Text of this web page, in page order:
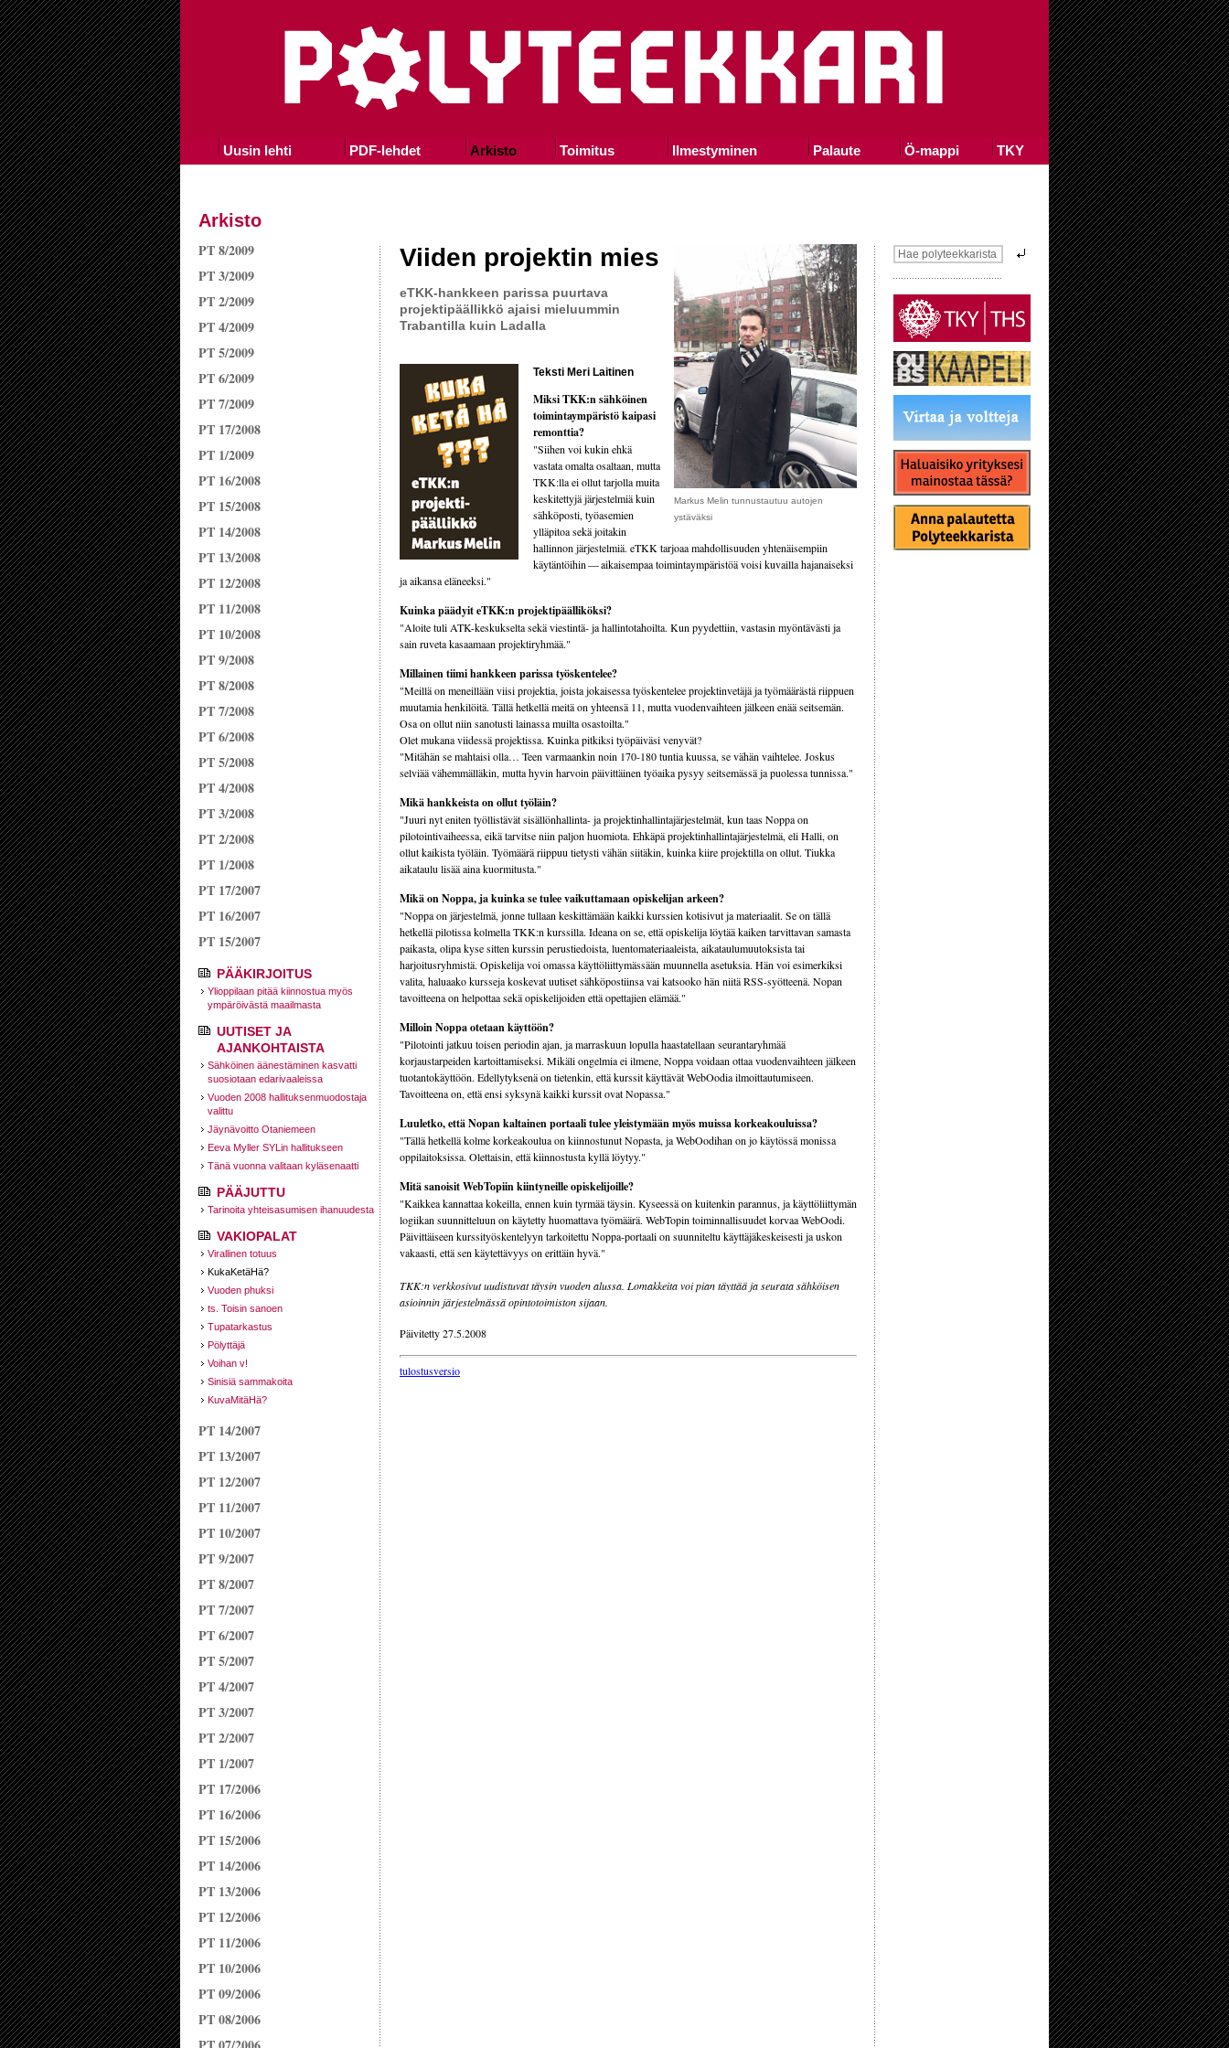
Uusin lehti PDF-lehdet Arkisto Toimitus Ilmestyminen Palaute Ö-mappi TKY
Arkisto
PT 8/2009
PT 3/2009
PT 2/2009
PT 4/2009
PT 5/2009
PT 6/2009
PT 7/2009
PT 17/2008
PT 1/2009
PT 16/2008
PT 15/2008
PT 14/2008
PT 13/2008
PT 12/2008
PT 11/2008
PT 10/2008
PT 9/2008
PT 8/2008
PT 7/2008
PT 6/2008
PT 5/2008
PT 4/2008
PT 3/2008
PT 2/2008
PT 1/2008
PT 17/2007
PT 16/2007
PT 15/2007
PÄÄKIRJOITUS
Ylioppilaan pitää kiinnostua myös
ympäröivästä maailmasta
UUTISET JA
AJANKOHTAISTA
Sähköinen äänestäminen kasvatti
suosiotaan edarivaaleissa
Vuoden 2008 hallituksen­muodostaja
valittu
Jäynävoitto Otaniemeen
Eeva Myller SYLin hallitukseen
Tänä vuonna valitaan kyläsenaatti
PÄÄJUTTU
Tarinoita yhteisasumisen ihanuudesta
VAKIOPALAT
Virallinen totuus
KukaKetäHä?
Vuoden phuksi
ts. Toisin sanoen
Tupatarkastus
Pölyttäjä
Voihan v!
Sinisiä sammakoita
KuvaMitäHä?
PT 14/2007
PT 13/2007
PT 12/2007
PT 11/2007
PT 10/2007
PT 9/2007
PT 8/2007
PT 7/2007
PT 6/2007
PT 5/2007
PT 4/2007
PT 3/2007
PT 2/2007
PT 1/2007
PT 17/2006
PT 16/2006
PT 15/2006
PT 14/2006
PT 13/2006
PT 12/2006
PT 11/2006
PT 10/2006
PT 09/2006
PT 08/2006
Markus Melin tunnustautuu autojen
ystäväksi
Viiden projektin mies
eTKK-hankkeen parissa puurtava
projektipäällikkö ajaisi mieluummin
Trabantilla kuin Ladalla
Teksti Meri Laitinen
Miksi TKK:n sähköinen
toimintaympäristö kaipasi
remonttia?
"Siihen voi kukin ehkä
vastata omalta osaltaan, mutta
TKK:lla ei ollut tarjolla muita
keskitettyjä järjestelmiä kuin
sähköposti, työasemien
ylläpitoa sekä joitakin
hallinnon järjestelmiä. eTKK tarjoaa mahdollisuuden yhtenäisempiin
käytäntöihin — aikaisempaa toimintaympäristöä voisi kuvailla hajanaiseksi
ja aikansa eläneeksi."
Kuinka päädyit eTKK:n projektipäälliköksi?
"Aloite tuli ATK-keskukselta sekä viestintä- ja hallintotahoilta. Kun pyydettiin, vastasin myöntävästi ja
sain ruveta kasaamaan projektiryhmää."
Millainen tiimi hankkeen parissa työskentelee?
"Meillä on meneillään viisi projektia, joista jokaisessa työskentelee projektinvetäjä ja työmäärästä riippuen
muutamia henkilöitä. Tällä hetkellä meitä on yhteensä 11, mutta vuodenvaihteen jälkeen enää seitsemän.
Osa on ollut niin sanotusti lainassa muilta osastoilta."
Olet mukana viidessä projektissa. Kuinka pitkiksi työpäiväsi venyvät?
"Mitähän se mahtaisi olla… Teen varmaankin noin 170-180 tuntia kuussa, se vähän vaihtelee. Joskus
selviää vähemmälläkin, mutta hyvin harvoin päivittäinen työaika pysyy seitsemässä ja puolessa tunnissa."
Mikä hankkeista on ollut työläin?
"Juuri nyt eniten työllistävät sisällönhallinta- ja projektinhallintajärjestelmät, kun taas Noppa on
pilotointivaiheessa, eikä tarvitse niin paljon huomiota. Ehkäpä projektinhallintajärjestelmä, eli Halli, on
ollut kaikista työläin. Työmäärä riippuu tietysti vähän siitäkin, kuinka kiire projektilla on ollut. Tiukka
aikataulu lisää aina kuormitusta."
Mikä on Noppa, ja kuinka se tulee vaikuttamaan opiskelijan arkeen?
"Noppa on järjestelmä, jonne tullaan keskittämään kaikki kurssien kotisivut ja materiaalit. Se on tällä
hetkellä pilotissa kolmella TKK:n kurssilla. Ideana on se, että opiskelija löytää kaiken tarvittavan samasta
paikasta, olipa kyse sitten kurssin perustiedoista, luentomateriaaleista, aikataulumuutoksista tai
harjoitusryhmistä. Opiskelija voi omassa käyttöliittymässään muunnella asetuksia. Hän voi esimerkiksi
valita, haluaako kursseja koskevat uutiset sähköpostiinsa vai katsooko hän niitä RSS-syötteenä. Nopan
tavoitteena on helpottaa sekä opiskelijoiden että opettajien elämää."
Milloin Noppa otetaan käyttöön?
"Pilotointi jatkuu toisen periodin ajan, ja marraskuun lopulla haastatellaan seurantaryhmää
korjaustarpeiden kartoittamiseksi. Mikäli ongelmia ei ilmene, Noppa voidaan ottaa vuodenvaihteen jälkeen
tuotantokäyttöön. Edellytyksenä on tietenkin, että kurssit käyttävät WebOodia ilmoittautumiseen.
Tavoitteena on, että ensi syksynä kaikki kurssit ovat Nopassa."
Luuletko, että Nopan kaltainen portaali tulee yleistymään myös muissa korkeakouluissa?
"Tällä hetkellä kolme korkeakoulua on kiinnostunut Nopasta, ja WebOodihan on jo käytössä monissa
oppilaitoksissa. Olettaisin, että kiinnostusta kyllä löytyy."
Mitä sanoisit WebTopiin kiintyneille opiskelijoille?
"Kaikkea kannattaa kokeilla, ennen kuin tyrmää täysin. Kyseessä on kuitenkin parannus, ja käyttöliittymän
logiikan suunnitteluun on käytetty huomattava työmäärä. Web­Topin toiminnallisuudet korvaa Web­Oodi.
Päivittäiseen kurssityöskentelyyn tarkoitettu Noppa-portaali on suunniteltu käyttäjäkeskeisesti ja uskon
vakaasti, että sen käytettävyys on erittäin hyvä."
TKK:n verkkosivut uudistuvat täysin vuoden alussa. Lomakkeita voi pian täyttää ja seurata sähköisen
asioinnin järjestelmässä opintotoimiston sijaan.
Päivitetty 27.5.2008
tulostusversio